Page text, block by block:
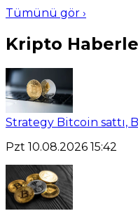
Tümünü gör ›
Kripto
Strategy Bitcoin
Pzt 10.08.2026 15:42